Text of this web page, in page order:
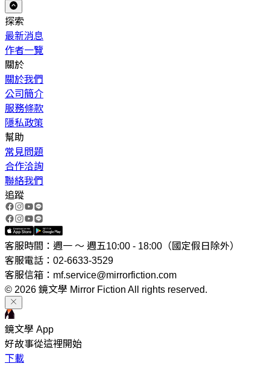
探索
最新消息
作者一覽
關於
關於我們
公司簡介
服務條款
隱私政策
幫助
常見問題
合作洽詢
聯絡我們
追蹤
客服時間：週一 ～ 週五10:00 - 18:00（國定假日除外）
客服電話：02-6633-3529
客服信箱：mf.service@mirrorfiction.com
© 2026 鏡文學 Mirror Fiction All rights reserved.
鏡文學 App
好故事從這裡開始
下載